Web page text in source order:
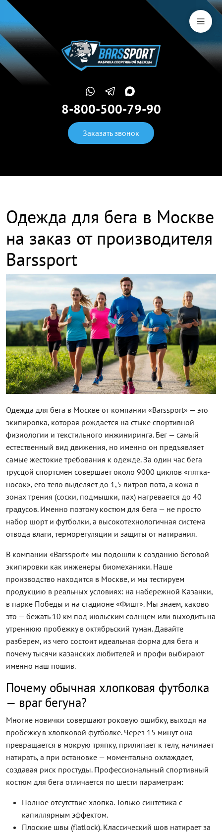
8-800-500-79-90
Заказать звонок
Одежда для бега в Москве
на заказ от производителя
Barssport
Одежда для бега в Москве от компании «Barssport» — это
экипировка, которая рождается на стыке спортивной
физиологии и текстильного инжиниринга. Бег — самый
естественный вид движения, но именно он предъявляет
самые жестокие требования к одежде. За один час бега
трусцой спортсмен совершает около 9000 циклов «пятка-
носок», его тело выделяет до 1,5 литров пота, а кожа в
зонах трения (соски, подмышки, пах) нагревается до 40
градусов. Именно поэтому костюм для бега — не просто
набор шорт и футболки, а высокотехнологичная система
отвода влаги, терморегуляции и защиты от натирания.
В компании «Barssport» мы подошли к созданию беговой
экипировки как инженеры биомеханики. Наше
производство находится в Москве, и мы тестируем
продукцию в реальных условиях: на набережной Казанки,
в парке Победы и на стадионе «Фишт». Мы знаем, каково
это — бежать 10 км под июльским солнцем или выходить на
утреннюю пробежку в октябрьский туман. Давайте
разберем, из чего состоит идеальная форма для бега и
почему тысячи казанских любителей и профи выбирают
именно наш пошив.
Почему обычная хлопковая футболка
— враг бегуна?
Многие новички совершают роковую ошибку, выходя на
пробежку в хлопковой футболке. Через 15 минут она
превращается в мокрую тряпку, прилипает к телу, начинает
натирать, а при остановке — моментально охлаждает,
создавая риск простуды. Профессиональный спортивный
костюм для бега отличается по шести параметрам:
Полное отсутствие хлопка. Только синтетика с
капиллярным эффектом.
Плоские швы (flatlock). Классический шов натирает за